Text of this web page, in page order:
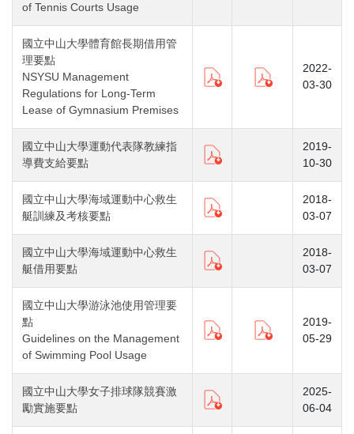
of Tennis Courts Usage
國立中山大學體育館長期借用管
理要點
NSYSU Management
Regulations for Long-Term
Lease of Gymnasium Premises
2022-
03-30
國立中山大學運動代表隊教練指
導費支給要點
2019-
10-30
國立中山大學海域運動中心救生
艇訓練及考核要點
2018-
03-07
國立中山大學海域運動中心救生
艇借用要點
2018-
03-07
國立中山大學游泳池使用管理要
點
Guidelines on the Management
of Swimming Pool Usage
2019-
05-29
國立中山大學女子排球隊競賽激
勵實施要點
2025-
06-04